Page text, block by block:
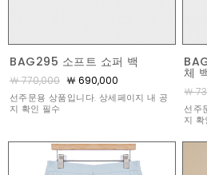
BAG295 소프트 쇼퍼 백
￦ 770,000 ￦ 690,000
선주문용 상품입니다. 상세페이지 내 공
지 확인 필수
체
￦
선주
지